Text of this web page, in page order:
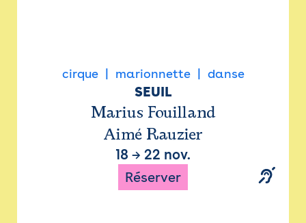
cirque marionnette danse
SEUIL
Marius Fouilland
Aimé Rauzier
18 → 22 nov.
Réserver